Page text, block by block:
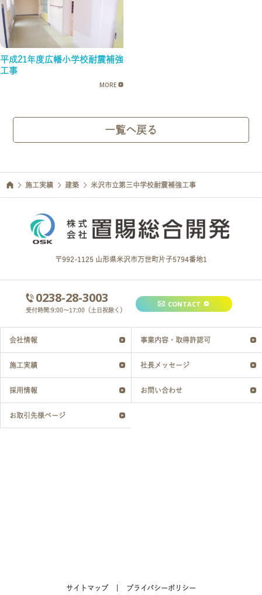
平成21年度広幡小学校耐震補強
工事
MORE
一覧へ戻る
施工実績 建築 米沢市立第三中学校耐震補強工事
〒992-1125 山形県米沢市万世町片子5794番地1
0238-28-3003
受付時間:9:00～17:00（土日祝除く）
CONTACT
会社情報 事業内容・取得許認可
施工実績 社長メッセージ
採用情報 お問い合わせ
お取引先様ページ
サイトマップ プライバシーポリシー